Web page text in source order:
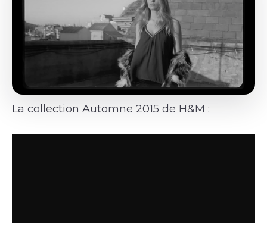
La collection Automne 2015 de H&M :